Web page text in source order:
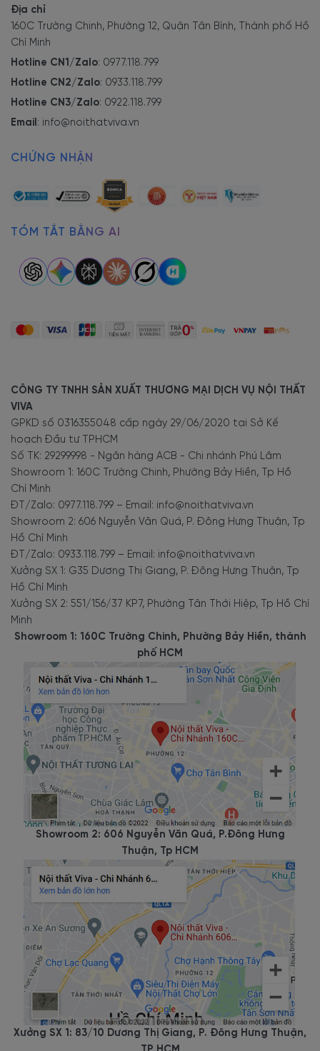
Địa chỉ
160C Trường Chinh, Phường 12, Quận Tân Bình, Thành phố Hồ
Chí Minh
Hotline CN1/Zalo: 0977.118.799
Hotline CN2/Zalo: 0933.118.799
Hotline CN3/Zalo: 0922.118.799
Email : info@noithatviva.vn
CHỨNG NHẬN
TÓM TẮT BẰNG AI
CÔNG TY TNHH SẢN XUẤT THƯƠNG MẠI DỊCH VỤ NỘI THẤT
VIVA
GPKD số 0316355048 cấp ngày 29/06/2020 tại Sở Kế
hoạch Đầu tư TPHCM
Số TK: 29299998 - Ngân hàng ACB - Chi nhánh Phú Lâm
Showroom 1: 160C Trường Chinh, Phường Bảy Hiền, Tp Hồ
Chí Minh
ĐT/Zalo: 0977.118.799 – Email: info@noithatviva.vn
Showroom 2: 606 Nguyễn Văn Quá, P. Đông Hưng Thuận, Tp
Hồ Chí Minh
ĐT/Zalo: 0933.118.799 – Email: info@noithatviva.vn
Xưởng SX 1: G35 Dương Thị Giang, P. Đông Hưng Thuận, Tp
Hồ Chí Minh
Xưởng SX 2: 551/156/37 KP7, Phường Tân Thới Hiệp, Tp Hồ Chí
Minh
Showroom 1: 160C Trường Chinh, Phường Bảy Hiền, thành
phố HCM
Showroom 2: 606 Nguyễn Văn Quá, P.Đông Hưng
Thuận, Tp HCM
Xưởng SX 1: 83/10 Dương Thị Giang, P. Đông Hưng Thuận,